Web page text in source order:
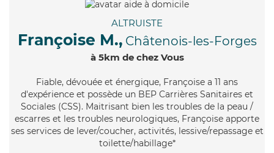
ALTRUISTE
Françoise M., Châtenois-les-Forges
à 5km de chez Vous
Fiable, dévouée et énergique, Françoise a 11 ans
d'expérience et possède un BEP Carrières Sanitaires et
Sociales (CSS). Maitrisant bien les troubles de la peau /
escarres et les troubles neurologiques, Françoise apporte
ses services de lever/coucher, activités, lessive/repassage et
toilette/habillage*